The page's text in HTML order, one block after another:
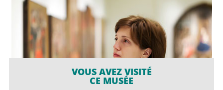
VOUS AVEZ VISITÉ
CE MUSÉE